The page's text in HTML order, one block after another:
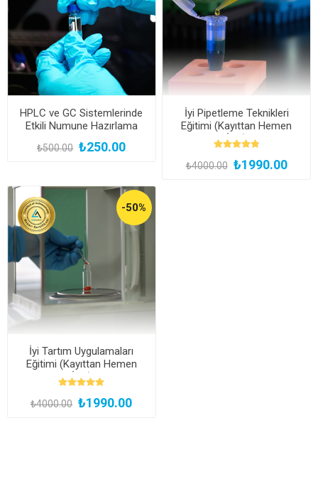
HPLC ve GC Sistemlerinde
Etkili Numune Hazırlama
₺500.00 ₺250.00
İyi Pipetleme Teknikleri
Eğitimi (Kayıttan Hemen
İzle)
₺4000.00 ₺1990.00
-50%
İyi Tartım Uygulamaları
Eğitimi (Kayıttan Hemen
İzle)
₺4000.00 ₺1990.00